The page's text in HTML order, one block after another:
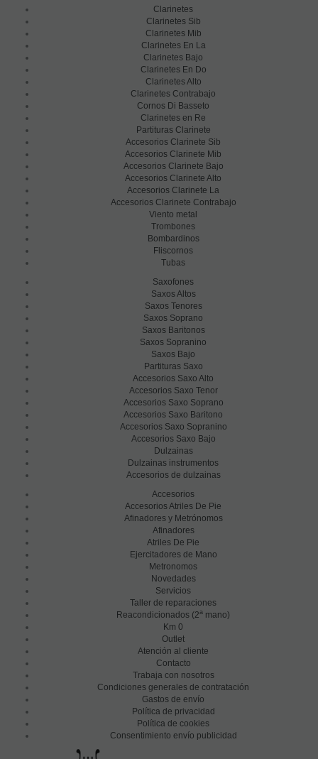
Clarinetes
Clarinetes Sib
Clarinetes Mib
Clarinetes En La
Clarinetes Bajo
Clarinetes En Do
Clarinetes Alto
Clarinetes Contrabajo
Cornos Di Basseto
Clarinetes en Re
Partituras Clarinete
Accesorios Clarinete Sib
Accesorios Clarinete Mib
Accesorios Clarinete Bajo
Accesorios Clarinete Alto
Accesorios Clarinete La
Accesorios Clarinete Contrabajo
Viento metal
Trombones
Bombardinos
Fliscornos
Tubas
Saxofones
Saxos Altos
Saxos Tenores
Saxos Soprano
Saxos Baritonos
Saxos Sopranino
Saxos Bajo
Partituras Saxo
Accesorios Saxo Alto
Accesorios Saxo Tenor
Accesorios Saxo Soprano
Accesorios Saxo Baritono
Accesorios Saxo Sopranino
Accesorios Saxo Bajo
Dulzainas
Dulzainas instrumentos
Accesorios de dulzainas
Accesorios
Accesorios Atriles De Pie
Afinadores y Metrónomos
Afinadores
Atriles De Pie
Ejercitadores de Mano
Metronomos
Novedades
Servicios
Taller de reparaciones
Reacondicionados (2a mano)
Km 0
Outlet
Atención al cliente
Contacto
Trabaja con nosotros
Condiciones generales de contratación
Gastos de envío
Política de privacidad
Política de cookies
Consentimiento envío publicidad